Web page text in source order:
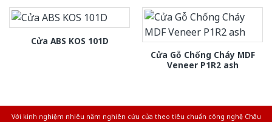
Cửa ABS KOS 101D
Cửa Gỗ Chống Cháy MDF
Veneer P1R2 ash
Với kinh nghiệm nhiêu năm nghiên cứu cửa theo tiêu chuẩn công nghệ Châu